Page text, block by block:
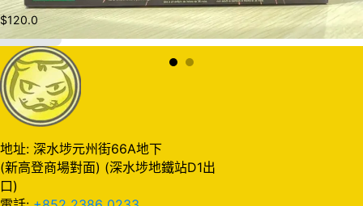
入購物車
$120.0
地址: 深水埗元州街66A地下
(新高登商場對面) (深水埗地鐵站D1出
口)